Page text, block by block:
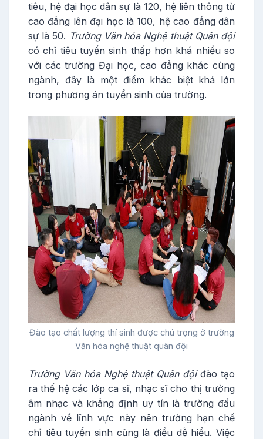
tiêu, hệ đại học dân sự là 120, hệ liên thông từ
cao đẳng lên đại học là 100, hệ cao đẳng dân
sự là 50. Trường Văn hóa Nghệ thuật Quân đội
có chỉ tiêu tuyển sinh thấp hơn khá nhiều so
với các trường Đại học, cao đẳng khác cùng
ngành, đây là một điểm khác biệt khá lớn
trong phương án tuyển sinh của trường.
Đào tạo chất lượng thí sinh được chú trọng ở trường
Văn hóa nghệ thuật quân đội
Trường Văn hóa Nghệ thuật Quân đội đào tạo
ra thế hệ các lớp ca sĩ, nhạc sĩ cho thị trường
âm nhạc và khẳng định uy tín là trường đầu
ngành về lĩnh vực này nên trường hạn chế
chỉ tiêu tuyển sinh cũng là điều dễ hiểu. Việc